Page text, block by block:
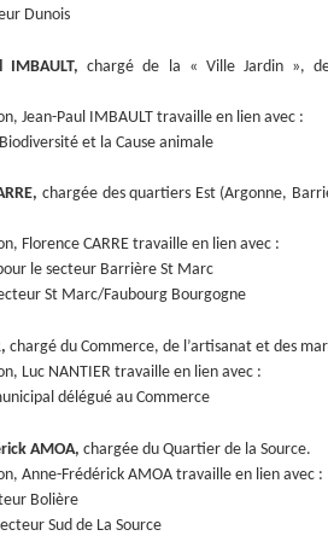
Dunois
chargé de la « Ville Jardin »,
Jean-Paul IMBAULT travaille en lien avec :
et la Cause animale
chargée des quartiers Est (Argonne,
Florence CARRE travaille en lien avec :
le secteur Barrière St Marc
St Marc/Faubourg Bourgogne
chargé du Commerce, de l’artisanat et des
Luc NANTIER travaille en lien avec :
délégué au Commerce
AMOA, chargée du Quartier de la Source.
Anne-Frédérick AMOA travaille en lien avec :
Bolière
Sud de La Source